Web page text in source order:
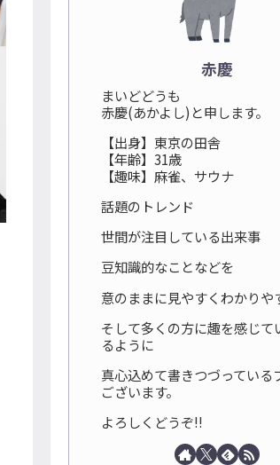
赤慶
まいどどうも
赤慶(あかよし)と申します。
【出身】東京の田舎
【年齢】31歳
【趣味】麻雀、サウナ
話題のトレンド
世間が注目している出来事
豆知識的なことなどを
意のままに見やすくわかりや
そして多くの方に趣を感じて
るように
真心込めて書きつづっている
ございます。
よろしくどうぞ!!